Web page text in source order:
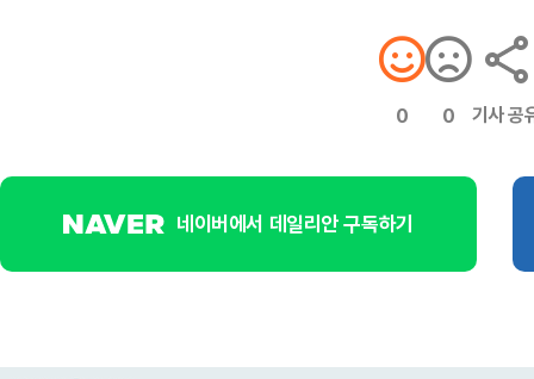
0 0 기사 공
네이버에서 데일리안 구독하기